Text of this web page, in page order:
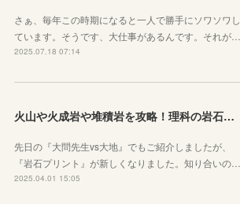
さぁ、毎年この時期になると一人で勝手にソワソワし
ています。そうです、大仕事があるんです。それが…
2025.07.18 07:14
火山や火成岩や堆積岩を攻略！理科の岩石ノートを作りました
先日の『大問先生vs大地』でもご紹介しましたが、
『岩石プリント』が新しくなりました。知り合いの…
2025.04.01 15:05